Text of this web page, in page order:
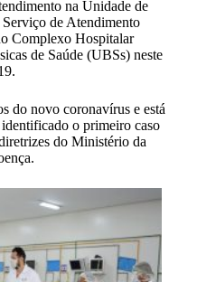
na Unidade de
de Atendimento
Complexo Hospitalar
de Saúde (UBSs) neste
do novo coronavírus e está
identificado o primeiro caso
do Ministério da